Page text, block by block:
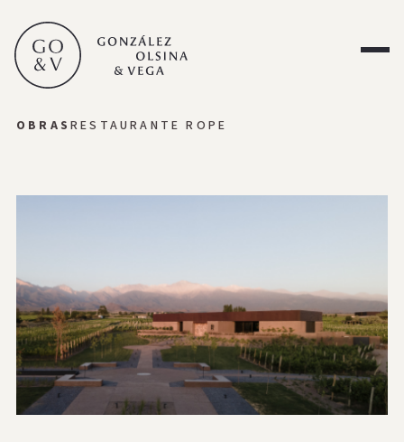
OBRAS RESTAURANTE ROPE